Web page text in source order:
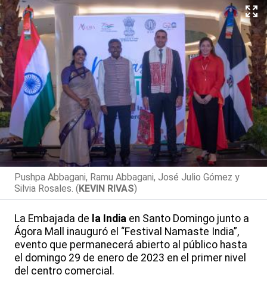
Pushpa Abbagani, Ramu Abbagani, José Julio Gómez y
Silvia Rosales. (KEVIN RIVAS)
La Embajada de la India en Santo Domingo junto a
Ágora Mall inauguró el “Festival Namaste India”,
evento que permanecerá abierto al público hasta
el domingo 29 de enero de 2023 en el primer nivel
del centro comercial.